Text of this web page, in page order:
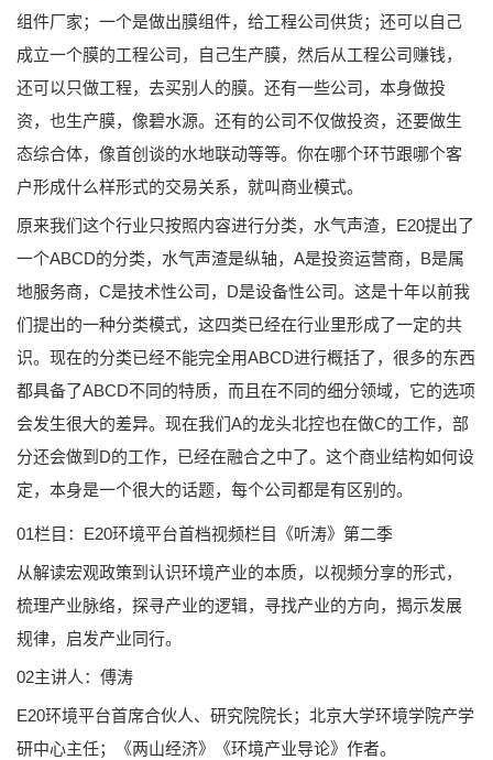
组件厂家；一个是做出膜组件，给工程公司供货；还可以自己
成立一个膜的工程公司，自己生产膜，然后从工程公司赚钱，
还可以只做工程，去买别人的膜。还有一些公司，本身做投
资，也生产膜，像碧水源。还有的公司不仅做投资，还要做生
态综合体，像首创谈的水地联动等等。你在哪个环节跟哪个客
户形成什么样形式的交易关系，就叫商业模式。
原来我们这个行业只按照内容进行分类，水气声渣，E20提出了
一个ABCD的分类，水气声渣是纵轴，A是投资运营商，B是属
地服务商，C是技术性公司，D是设备性公司。这是十年以前我
们提出的一种分类模式，这四类已经在行业里形成了一定的共
识。现在的分类已经不能完全用ABCD进行概括了，很多的东西
都具备了ABCD不同的特质，而且在不同的细分领域，它的选项
会发生很大的差异。现在我们A的龙头北控也在做C的工作，部
分还会做到D的工作，已经在融合之中了。这个商业结构如何设
定，本身是一个很大的话题，每个公司都是有区别的。
01栏目：E20环境平台首档视频栏目《听涛》第二季
从解读宏观政策到认识环境产业的本质，以视频分享的形式，
梳理产业脉络，探寻产业的逻辑，寻找产业的方向，揭示发展
规律，启发产业同行。
02主讲人：傅涛
E20环境平台首席合伙人、研究院院长；北京大学环境学院产学
研中心主任；《两山经济》《环境产业导论》作者。